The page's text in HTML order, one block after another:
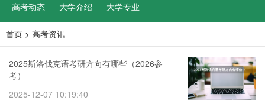
高考动态 大学介绍 大学专业
首页 > 高考资讯
2025斯洛伐克语考研方向有哪些（2026参
考）
2025-12-07 10:19:40